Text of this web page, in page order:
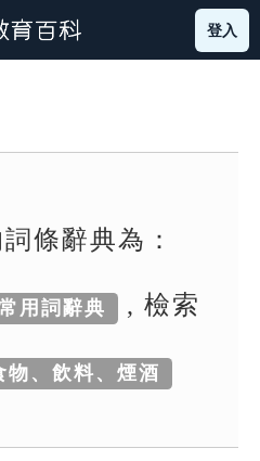
登入
條辭典為：
用詞辭典 , 檢索
物、飲料、煙酒